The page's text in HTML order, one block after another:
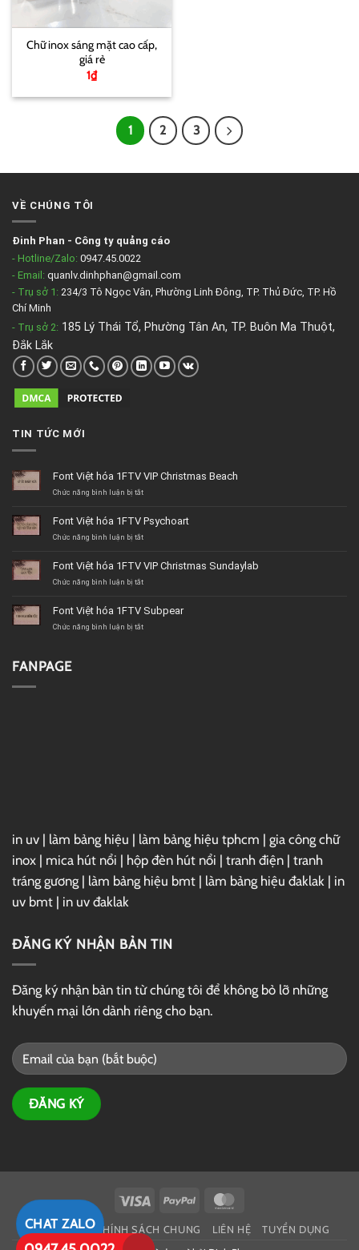
Chữ inox sáng mặt cao cấp,
giá rẻ
1₫
1 2 3
VỀ CHÚNG TÔI
Đinh Phan - Công ty quảng cáo
- Hotline/Zalo: 0947.45.0022
- Email: quanlv.dinhphan@gmail.com
- Trụ sở 1: 234/3 Tô Ngọc Vân, Phường Linh Đông, TP. Thủ Đức, TP. Hồ
Chí Minh
- Trụ sở 2: 185 Lý Thái Tổ, Phường Tân An, TP. Buôn Ma Thuột,
Đắk Lắk
TIN TỨC MỚI
Font Việt hóa 1FTV VIP Christmas Beach
Chức năng bình luận bị tắtở
hóa
1FTV
Beach
Font Việt hóa 1FTV Psychoart
Chức năng bình luận bị tắtở
hóa
1FTV
Font Việt hóa 1FTV VIP Christmas Sundaylab
Chức năng bình luận bị tắtở
hóa
1FTV
Font Việt hóa 1FTV Subpear
Chức năng bình luận bị tắtở
FANPAGE
in uv | làm bảng hiệu | làm bảng hiệu tphcm | gia công chữ
inox | mica hút nổi | hộp đèn hút nổi | tranh điện | tranh
tráng gương | làm bảng hiệu bmt | làm bảng hiệu đaklak | in
uv bmt | in uv đaklak
ĐĂNG KÝ NHẬN BẢN TIN
Đăng ký nhận bản tin từ chúng tôi để không bỏ lỡ những
khuyến mại lớn dành riêng cho bạn.
Visa PayPal
GIỚI THIỆU CHÍNH SÁCH CHUNG LIÊN HỆ TUYỂN DỤNG
CHAT ZALO